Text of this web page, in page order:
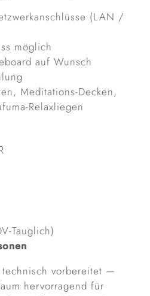
(LAN /
möglich
auf Wunsch
Meditations-Decken,
Relaxliegen
Tauglich)
vorbereitet —
hervorragend für